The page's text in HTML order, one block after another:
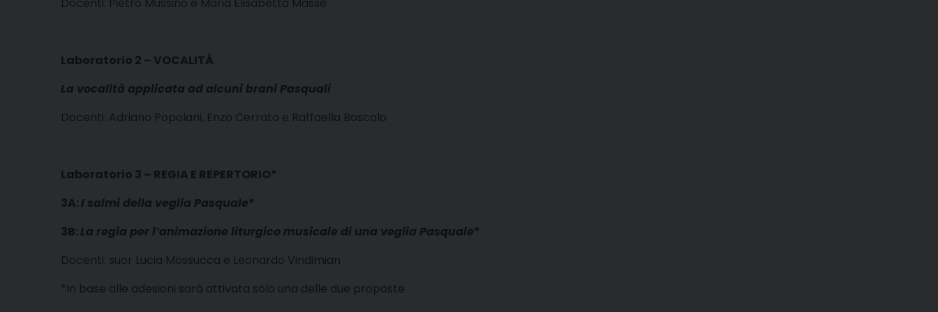
Laboratorio 2 – VOCALITÀ
La vocalità applicata ad alcuni brani Pasquali
Docenti: Adriano Popolani, Enzo Cerrato e Raffaella Boscolo
Laboratorio 3 – REGIA E REPERTORIO*
3A: I salmi della veglia Pasquale*
3B: La regia per l’animazione liturgico musicale di una veglia Pasquale*
Docenti: suor Lucia Mossucca e Leonardo Vindimian
*In base alle adesioni sarà attivata solo una delle due proposte